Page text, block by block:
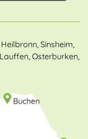
Sinsheim,
Osterburken,